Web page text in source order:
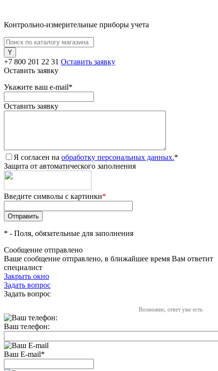
Контрольно-измерительные приборы учета
+7 800 201 22 31 Оставить заявку
Оставить заявку
Укажите ваш e-mail*
Оставить заявку
Я согласен на обработку персональных данных.*
Защита от автоматического заполнения
Введите символы с картинки*
* - Поля, обязательные для заполнения
Сообщение отправлено
Ваше сообщение отправлено, в ближайшее время Вам ответит
специалист
Закрыть окно
Задать вопрос
Задать вопрос
Возможно, ответ уже есть
Ваш телефон:
Ваш E-mail*